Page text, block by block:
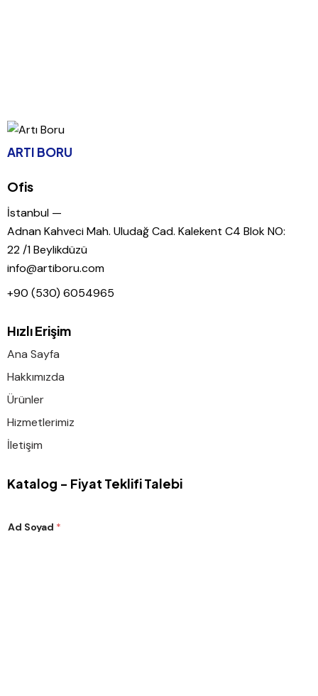
ARTI BORU
Ofis
İstanbul —
Adnan Kahveci Mah. Uludağ Cad. Kalekent C4 Blok NO:
22 /1 Beylikdüzü
info@artiboru.com
+90 (530) 6054965
Hızlı Erişim
Ana Sayfa
Hakkımızda
Ürünler
Hizmetlerimiz
İletişim
Katalog - Fiyat Teklifi Talebi
Ad Soyad *